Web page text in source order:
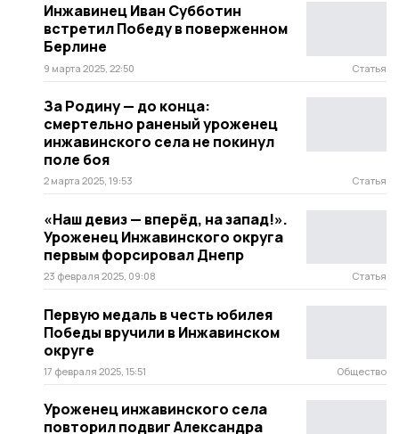
Инжавинец Иван Субботин
встретил Победу в поверженном
Берлине
9 марта 2025, 22:50 Статья
За Родину — до конца:
смертельно раненый уроженец
инжавинского села не покинул
поле боя
2 марта 2025, 19:53 Статья
«Наш девиз — вперёд, на запад!».
Уроженец Инжавинского округа
первым форсировал Днепр
23 февраля 2025, 09:08 Статья
Первую медаль в честь юбилея
Победы вручили в Инжавинском
округе
17 февраля 2025, 15:51 Общество
Уроженец инжавинского села
повторил подвиг Александра